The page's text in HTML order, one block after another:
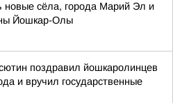
новые сёла, города Марий Эл и
Йошкар-Олы
поздравил йошкаролинцев
и вручил государственные